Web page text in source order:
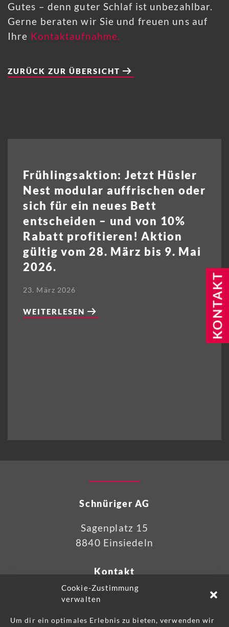
Cookie-Zustimmung
verwalten
Um dir ein optimales Erlebnis zu bieten, verwenden wir
Gutes – denn guter Schlaf ist unbezahlbar.
Gerne beraten wir Sie und freuen uns auf
Ihre Kontaktaufnahme.
ZURÜCK ZUR ÜBERSICHT
Frühlingsaktion: Jetzt Hüsler
Nest modular auffrischen oder
sich für ein neues Bett
entscheiden – und von 10%
Rabatt profitieren! Aktion
gültig vom 28. März bis 9. Mai
2026.
23. März 2026
WEITERLESEN
Schnüriger AG
Sagenplatz 15
8840 Einsiedeln
Kontakt
Telefon 055 418 90 30